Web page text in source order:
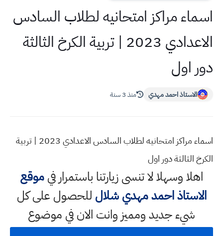
اسماء مراكز امتحانيه لطلاب السادس
الاعدادي 2023 | تربية الكرخ الثالثة
دور اول
الاستاذ احمد مهدي منذ 3 سنة
اسماء مراكز امتحانيه لطلاب السادس الاعدادي 2023 | تربية
الكرخ الثالثة دور اول
اهلا وسهلالا تنسى زيارتنا باستمرار فيموقع
الاستاذ احمد مهدي شلال للحصول على كل
شيء جديد ومميز وانت الان في موضوع